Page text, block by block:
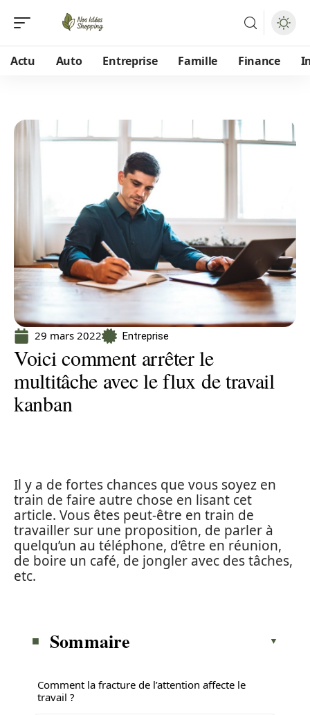
Actu Auto Entreprise Famille Finance
29 mars 2022 Entreprise
Voici comment arrêter le
multitâche avec le flux de travail
kanban
Il y a de fortes chances que vous soyez en
train de faire autre chose en lisant cet
article. Vous êtes peut-être en train de
travailler sur une proposition, de parler à
quelqu’un au téléphone, d’être en réunion,
de boire un café, de jongler avec des tâches,
etc.
Sommaire
Comment la fracture de l’attention affecte le
travail ?